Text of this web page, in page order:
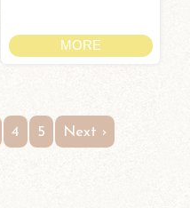
MORE
4 5 Next ›